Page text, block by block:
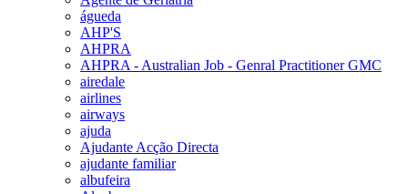
águeda
AHP'S
AHPRA
AHPRA - Australian Job - Genral Practitioner GMC
airedale
airlines
airways
ajuda
Ajudante Acção Directa
ajudante familiar
albufeira